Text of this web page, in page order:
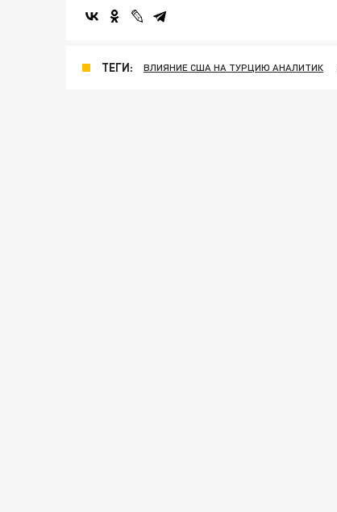
ТЕГИ: ВЛИЯНИЕ США НА ТУРЦИЮ АНАЛИТИК